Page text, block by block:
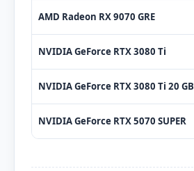
AMD Radeon RX 9070 GRE
NVIDIA GeForce RTX 3080 Ti
NVIDIA GeForce RTX 3080 Ti 20 GB
NVIDIA GeForce RTX 5070 SUPER